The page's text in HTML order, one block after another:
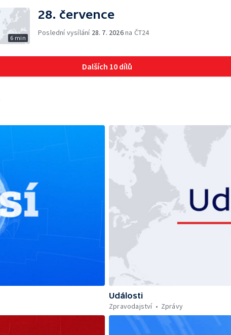
6 min
28. července
Poslední vysílání 28. 7. 2026na ČT24
Dalších 10 dílů
Události
Zpravodajství
Zprávy